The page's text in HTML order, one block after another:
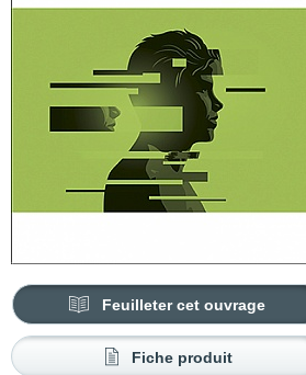
Feuilleter cet ouvrage
Fiche produit